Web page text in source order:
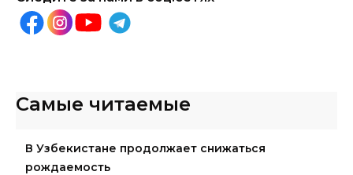
Самые читаемые
В Узбекистане продолжает снижаться
рождаемость